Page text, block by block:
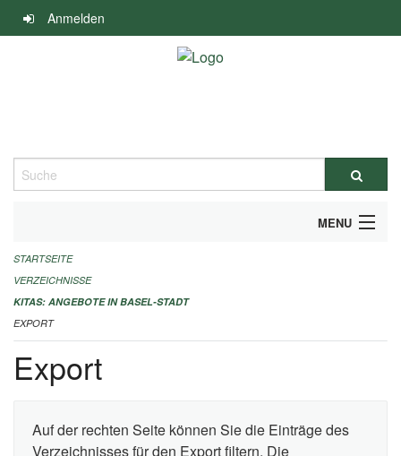
Navigation
überspringen
Anmelden
Suche
MENU
ALLGEMEINE INFORMATIONEN
IMPRESSUM
STARTSEITE
VERZEICHNISSE
KITAS: ANGEBOTE IN BASEL-STADT
EXPORT
Export
Auf der rechten Seite können Sie die Einträge des
Verzeichnisses für den Export filtern. Die